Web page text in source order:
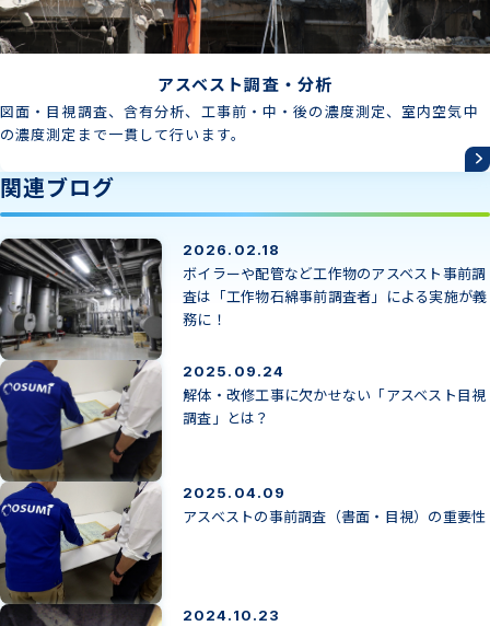
アスベスト調査・分析
図面・目視調査、含有分析、工事前・中・後の濃度測定、室内空気中
の濃度測定まで一貫して行います。
関連ブログ
2026.02.18
ボイラーや配管など工作物のアスベスト事前調
査は「工作物石綿事前調査者」による実施が義
務に！
2025.09.24
解体・改修工事に欠かせない「アスベスト目視
調査」とは？
2025.04.09
アスベストの事前調査（書面・目視）の重要性
2024.10.23